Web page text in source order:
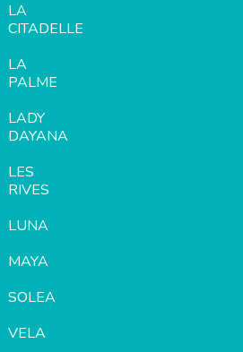
LA
CITADELLE
LA
PALME
LADY
DAYANA
LES
RIVES
LUNA
MAYA
SOLEA
VELA